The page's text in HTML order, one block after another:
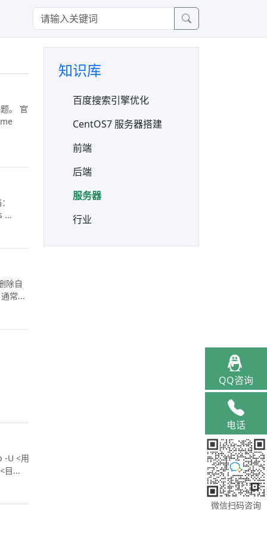
。 官
...
除自
常...
-U <用
目...
知识库
百度搜索引擎优化
CentOS7 服务器搭建
前端
后端
服务器
行业
QQ咨询
电话
微信扫码咨询